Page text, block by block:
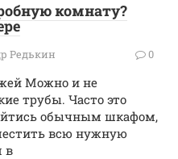
комнату?
Редькин 0
Можно и не
трубы. Часто это
обычным шкафом,
всю нужную
в